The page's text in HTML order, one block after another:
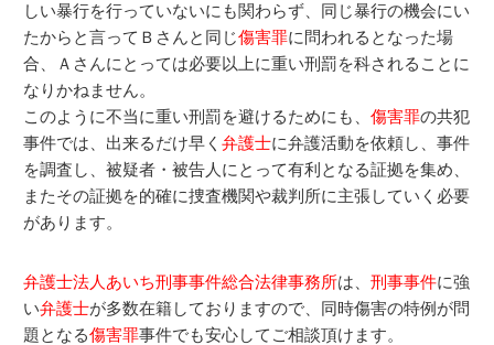
しい暴行を行っていないにも関わらず、同じ暴行の機会にい
たからと言ってＢさんと同じ傷害罪に問われるとなった場
合、Ａさんにとっては必要以上に重い刑罰を科されることに
なりかねません。
このように不当に重い刑罰を避けるためにも、傷害罪の共犯
事件では、出来るだけ早く弁護士に弁護活動を依頼し、事件
を調査し、被疑者・被告人にとって有利となる証拠を集め、
またその証拠を的確に捜査機関や裁判所に主張していく必要
があります。
弁護士法人あいち刑事事件総合法律事務所は、刑事事件に強
い弁護士が多数在籍しておりますので、同時傷害の特例が問
題となる傷害罪事件でも安心してご相談頂けます。